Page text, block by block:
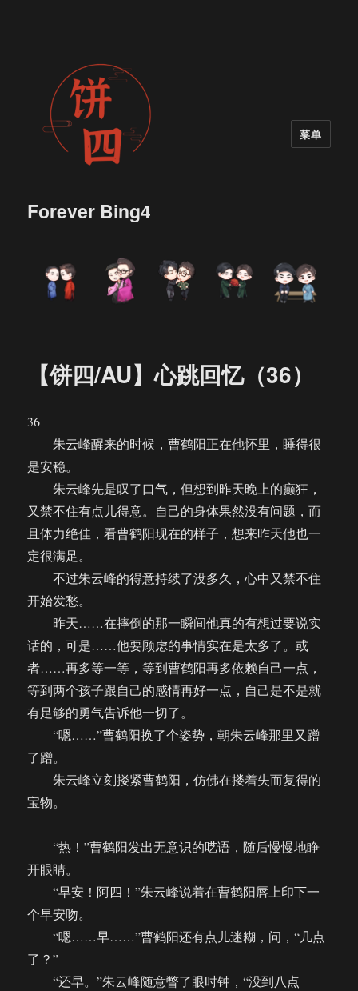
Forever Bing4
菜单
【饼四/AU】心跳回忆（36）
36
朱云峰醒来的时候，曹鹤阳正在他怀里，睡得很
是安稳。
朱云峰先是叹了口气，但想到昨天晚上的癫狂，
又禁不住有点儿得意。自己的身体果然没有问题，而
且体力绝佳，看曹鹤阳现在的样子，想来昨天他也一
定很满足。
不过朱云峰的得意持续了没多久，心中又禁不住
开始发愁。
昨天……在摔倒的那一瞬间他真的有想过要说实
话的，可是……他要顾虑的事情实在是太多了。或
者……再多等一等，等到曹鹤阳再多依赖自己一点，
等到两个孩子跟自己的感情再好一点，自己是不是就
有足够的勇气告诉他一切了。
“嗯……”曹鹤阳换了个姿势，朝朱云峰那里又蹭
了蹭。
朱云峰立刻搂紧曹鹤阳，仿佛在搂着失而复得的
宝物。
“热！”曹鹤阳发出无意识的呓语，随后慢慢地睁
开眼睛。
“早安！阿四！”朱云峰说着在曹鹤阳唇上印下一
个早安吻。
“嗯……早……”曹鹤阳还有点儿迷糊，问，“几点
了？”
“还早。”朱云峰随意瞥了眼时钟，“没到八点